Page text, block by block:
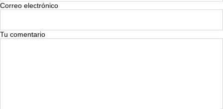
Correo electrónico
Tu comentario